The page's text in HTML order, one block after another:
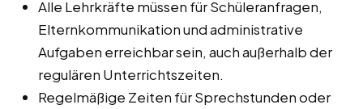
Alle Lehrkräfte müssen für Schüleranfragen,
Elternkommunikation und administrative
Aufgaben erreichbar sein, auch außerhalb der
regulären Unterrichtszeiten.
Regelmäßige Zeiten für Sprechstunden oder